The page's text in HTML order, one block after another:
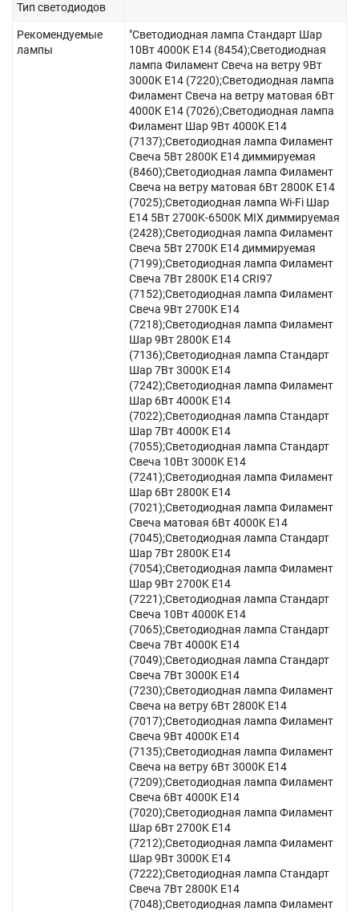
Тип светодиодов
Рекомендуемые
лампы
"Светодиодная лампа Стандарт Шар
10Вт 4000K E14 (8454);Светодиодная
лампа Филамент Свеча на ветру 9Вт
3000K E14 (7220);Светодиодная лампа
Филамент Свеча на ветру матовая 6Вт
4000K E14 (7026);Светодиодная лампа
Филамент Шар 9Вт 4000K E14
(7137);Светодиодная лампа Филамент
Свеча 5Вт 2800K E14 диммируемая
(8460);Светодиодная лампа Филамент
Свеча на ветру матовая 6Вт 2800K E14
(7025);Светодиодная лампа Wi-Fi Шар
E14 5Вт 2700K-6500K MIX диммируемая
(2428);Светодиодная лампа Филамент
Свеча 5Вт 2700K E14 диммируемая
(7199);Светодиодная лампа Филамент
Свеча 7Вт 2800K E14 CRI97
(7152);Светодиодная лампа Филамент
Свеча 9Вт 2700K E14
(7218);Светодиодная лампа Филамент
Шар 9Вт 2800K E14
(7136);Светодиодная лампа Стандарт
Шар 7Вт 3000K E14
(7242);Светодиодная лампа Филамент
Шар 6Вт 4000K E14
(7022);Светодиодная лампа Стандарт
Шар 7Вт 4000K E14
(7055);Светодиодная лампа Стандарт
Свеча 10Вт 3000K E14
(7241);Светодиодная лампа Филамент
Шар 6Вт 2800K E14
(7021);Светодиодная лампа Филамент
Свеча матовая 6Вт 4000K E14
(7045);Светодиодная лампа Стандарт
Шар 7Вт 2800K E14
(7054);Светодиодная лампа Филамент
Шар 9Вт 2700K E14
(7221);Светодиодная лампа Стандарт
Свеча 10Вт 4000K E14
(7065);Светодиодная лампа Стандарт
Свеча 7Вт 4000K E14
(7049);Светодиодная лампа Стандарт
Свеча 7Вт 3000K E14
(7230);Светодиодная лампа Филамент
Свеча на ветру 6Вт 2800K E14
(7017);Светодиодная лампа Филамент
Свеча 9Вт 4000K E14
(7135);Светодиодная лампа Филамент
Свеча на ветру 6Вт 3000K E14
(7209);Светодиодная лампа Филамент
Свеча 6Вт 4000K E14
(7020);Светодиодная лампа Филамент
Шар 6Вт 2700K E14
(7212);Светодиодная лампа Филамент
Шар 9Вт 3000K E14
(7222);Светодиодная лампа Стандарт
Свеча 7Вт 2800K E14
(7048);Светодиодная лампа Филамент